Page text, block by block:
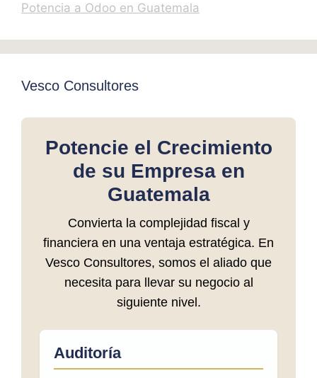
Potencia a Odoo en Guatemala
Vesco Consultores
Potencie el Crecimiento
de su Empresa en
Guatemala
Convierta la complejidad fiscal y
financiera en una ventaja estratégica. En
Vesco Consultores, somos el aliado que
necesita para llevar su negocio al
siguiente nivel.
Auditoría